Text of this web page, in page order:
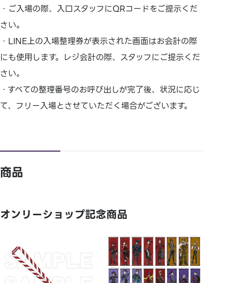
・ご入場の際、入口スタッフにQRコードをご提示くだ
さい。
・LINE上の入場整理券が表示された画面はお会計の際
にも使用します。レジ会計の際、スタッフにご提示くだ
さい。
・すべての整理番号のお呼び出しが完了後、状況に応じ
て、フリー入場とさせていただく場合がございます。
商品
オンリーショップ記念商品